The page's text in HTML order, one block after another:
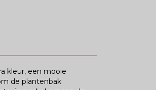
kleur, een mooie
de plantenbak